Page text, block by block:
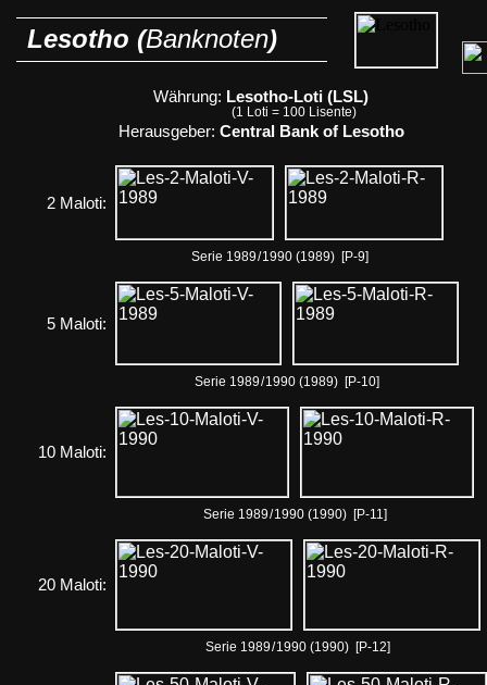
Lesotho (Banknoten)
Währung: Lesotho-Loti (LSL)
(1 Loti = 100 Lisente)
Herausgeber: Central Bank of Lesotho
2 Maloti:
Serie 1989/1990 (1989) [P-9]
5 Maloti:
Serie 1989/1990 (1989) [P-10]
10 Maloti:
Serie 1989/1990 (1990) [P-11]
20 Maloti:
Serie 1989/1990 (1990) [P-12]